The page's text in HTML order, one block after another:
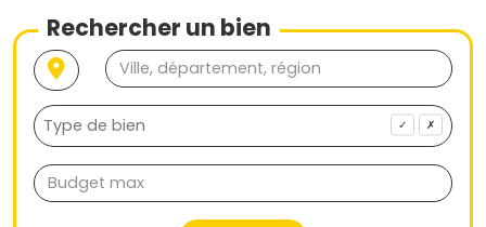
Rechercher un bien
✓ ✗